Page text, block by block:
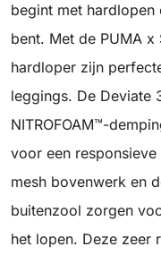
begint met
bent. Met de PUMA
hardloper zijn
leggings. De Deviate
NITROFOAM™-
voor een
mesh bovenwerk en
buitenzool zorgen
het lopen. Deze zeer